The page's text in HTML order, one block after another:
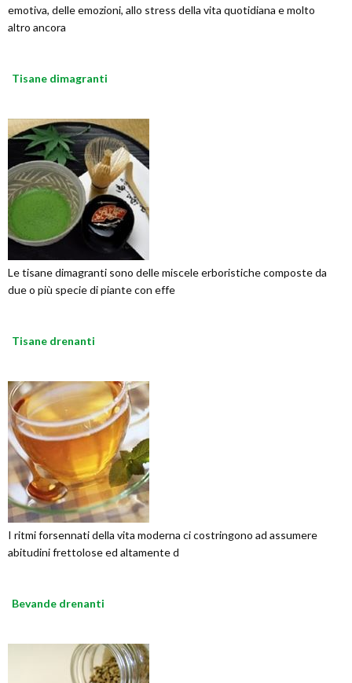
emotiva, delle emozioni, allo stress della vita quotidiana e molto
altro ancora
Tisane dimagranti
Le tisane dimagranti sono delle miscele erboristiche composte da
due o più specie di piante con effe
Tisane drenanti
I ritmi forsennati della vita moderna ci costringono ad assumere
abitudini frettolose ed altamente d
Bevande drenanti